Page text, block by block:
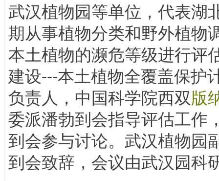
武汉植物园等单位，代表湖
期从事植物分类和野外植物
本土植物的濒危等级进行评
建设---本土植物全覆盖保护
负责人，中国科学院西双版
委派潘勃到会指导评估工作
到会参与讨论。武汉植物园
到会致辞，会议由武汉园科